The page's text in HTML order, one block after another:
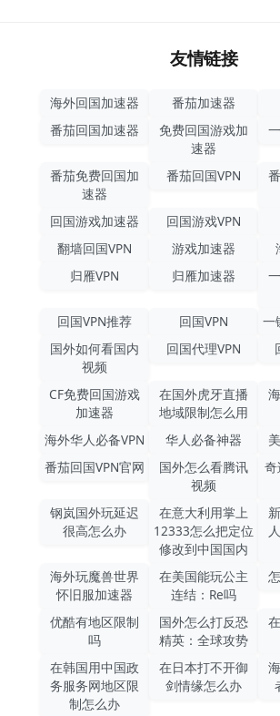
友情链接
海外回国加速器 番茄加速器
番茄回国加速器
免费回国游戏加
速器
番茄免费回国加
速器
番茄回国VPN
回国游戏加速器
回国游戏VPN
翻墙回国VPN
游戏加速器
归雁VPN
归雁加速器
回国VPN推荐
回国VPN
一
国外如何看国内
视频
回国代理VPN
CF免费回国游戏
加速器
在国外虎牙直播
地域限制怎么用
海外华人必备VPN
华人必备神器
番茄回国VPN官网
国外怎么看腾讯
视频
钢岚国外玩延迟
很高怎么办
在意大利用掌上
12333怎么把定位
修改到中国国内
海外玩魔兽世界
怀旧服加速器
在美国能玩公主
连结：Re吗
优酷有地区限制
吗
国外怎么打反恐
精英：全球攻势
在韩国用中国政
务服务网地区限
制怎么办
在日本打不开御
剑情缘怎么办